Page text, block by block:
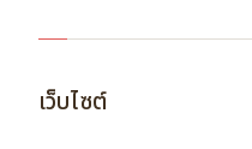
เว็บไซต์